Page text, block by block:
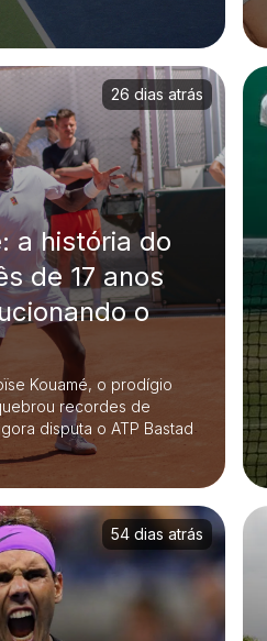
a história do
de 17 anos
o
Kouamé, o prodígio
recordes de
disputa o ATP Bastad
26 dias atrás
54 dias atrás